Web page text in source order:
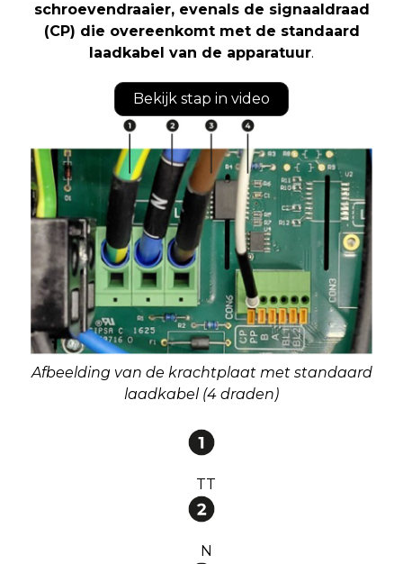
schroevendraaier, evenals de signaaldraad
(CP) die overeenkomt met de standaard
laadkabel van de apparatuur.
Bekijk stap in video
Afbeelding van de krachtplaat met standaard
laadkabel (4 draden)
TT
N